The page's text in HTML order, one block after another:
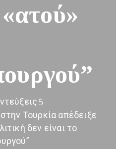
«ατού»
Τουρκία απέδειξε
δεν είναι το